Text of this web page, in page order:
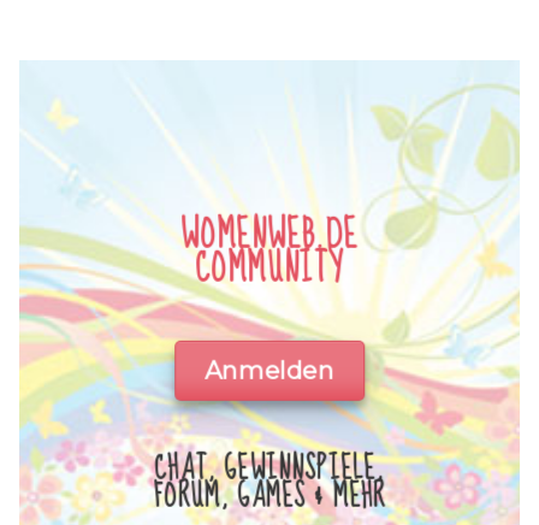
WOMENWEB.DE
COMMUNITY
Anmelden
CHAT, GEWINNSPIELE,
FORUM, GAMES & MEHR